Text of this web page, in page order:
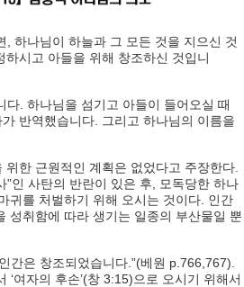
, 하나님이 하늘과 그 모든 것을 지으신 것
시고 아들을 위해 창조하신 것입니
다. 하나님을 섬기고 아들이 들어오실 때
반역했습니다. 그리고 하나님의 이름을
한 근원적인 계획은 없었다고 주장한다.
”인 사탄의 반란이 있은 후, 모독당한 하나
귀를 처벌하기 위해 오시는 것이다. 인간
성취함에 따라 생기는 일종의 부산물일 뿐
간은 창조되었습니다.”(베원 p.766,767).
‘여자의 후손’(창 3:15)으로 오시기 위해서